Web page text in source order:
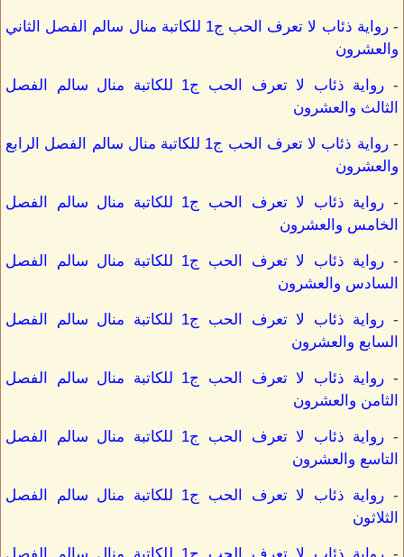
-
رواية ذئاب لا تعرف الحب ج1 للكاتبة منال سالم الفصل الثاني
والعشرون
-
رواية ذئاب لا تعرف الحب ج1 للكاتبة منال سالم الفصل
الثالث والعشرون
-
رواية ذئاب لا تعرف الحب ج1 للكاتبة منال سالم الفصل الرابع
والعشرون
-
رواية ذئاب لا تعرف الحب ج1 للكاتبة منال سالم الفصل
الخامس والعشرون
-
رواية ذئاب لا تعرف الحب ج1 للكاتبة منال سالم الفصل
السادس والعشرون
-
رواية ذئاب لا تعرف الحب ج1 للكاتبة منال سالم الفصل
السابع والعشرون
-
رواية ذئاب لا تعرف الحب ج1 للكاتبة منال سالم الفصل
الثامن والعشرون
-
رواية ذئاب لا تعرف الحب ج1 للكاتبة منال سالم الفصل
التاسع والعشرون
-
رواية ذئاب لا تعرف الحب ج1 للكاتبة منال سالم الفصل
الثلاثون